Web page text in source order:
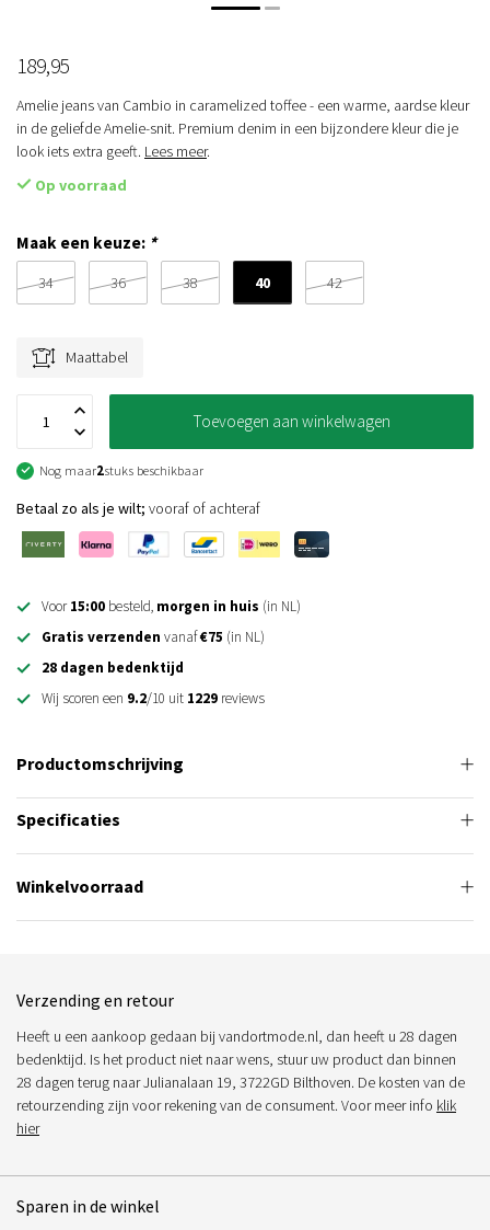
189,95
Amelie jeans van Cambio in caramelized toffee - een warme, aardse kleur
in de geliefde Amelie-snit. Premium denim in een bijzondere kleur die je
look iets extra geeft. Lees meer.
Op voorraad
Maak een keuze: *
34 36 38 40 42
Maattabel
Toevoegen aan winkelwagen
Nog maar2stuks beschikbaar
Betaal zo als je wilt; vooraf of achteraf
Voor15:00 besteld, morgen in huis (in NL)
Gratis verzenden vanaf€75 (in NL)
28 dagen bedenktijd
Wij scoren een 9.2/10 uit 1229 reviews
Productomschrijving
Specificaties
Winkelvoorraad
Verzending en retour
Heeft u een aankoop gedaan bij vandortmode.nl, dan heeft u 28 dagen
bedenktijd. Is het product niet naar wens, stuur uw product dan binnen
28 dagen terug naar Julianalaan 19, 3722GD Bilthoven. De kosten van de
retourzending zijn voor rekening van de consument. Voor meer info klik
hier
Sparen in de winkel